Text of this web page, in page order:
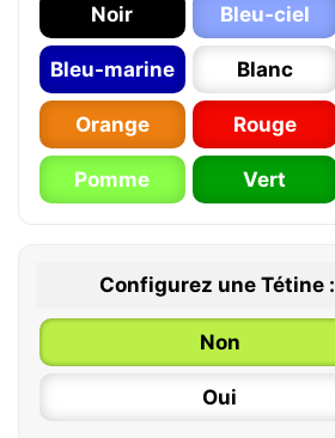
Noir Bleu-ciel
Bleu-marine Blanc
Orange Rouge
Pomme Vert
Configurez une Tétine :
Non
Oui